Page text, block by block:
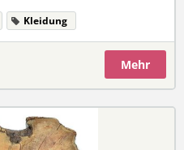
Kleidung
Mehr